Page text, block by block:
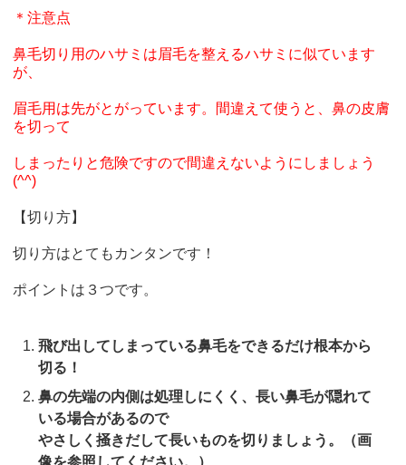
＊注意点
鼻毛切り用のハサミは眉毛を整えるハサミに似ています
が、
眉毛用は先がとがっています。間違えて使うと、鼻の皮膚
を切って
しまったりと危険ですので間違えないようにしましょう
(^^)
【切り方】
切り方はとてもカンタンです！
ポイントは３つです。
飛び出してしまっている鼻毛をできるだけ根本から
切る！
鼻の先端の内側は処理しにくく、長い鼻毛が隠れて
いる場合があるので
やさしく掻きだして長いものを切りましょう。（画
像を参照してください。）